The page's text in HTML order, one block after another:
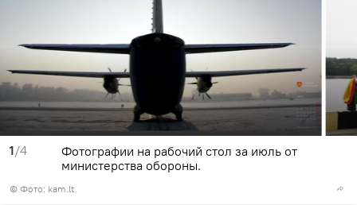
1/4
© Фото: kam.lt
Фотографии на рабочий стол за июль от
министерства обороны.